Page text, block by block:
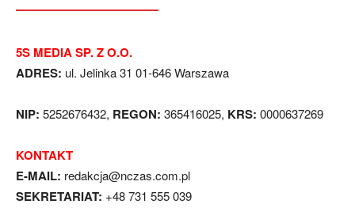
5S MEDIA SP. Z O.O.
ADRES: ul. Jelinka 31 01-646 Warszawa
NIP: 5252676432, REGON: 365416025, KRS: 0000637269
KONTAKT
E-MAIL: redakcja@nczas.com.pl
SEKRETARIAT: +48 731 555 039